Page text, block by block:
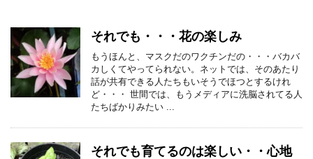
それでも・・・花の楽しみ
もうほんと、マスクだのワクチンだの・・・バカバ
カしくてやってられない。ネットでは、そのあたり
話が共有できる人たちもいそうでほつとするけれ
ど・・・ 世間では、もうメディアに洗脳されてる人
たちばかりみたい ...
それでも育てるのは楽しい・・心地